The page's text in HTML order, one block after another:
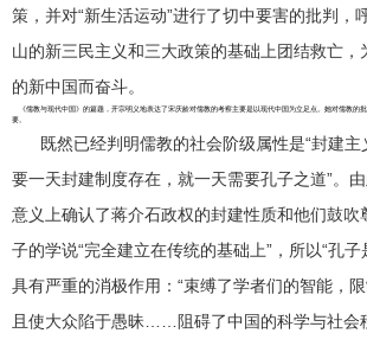
策，并对“新生活运动”进行了切中要害的批判，
山的新三民主义和三大政策的基础上团结救亡，
的新中国而奋斗。
《儒教与现代中国》的篇题，开宗明义地表达了宋庆龄对儒教的考察主要是以现代中国为立足点。她对儒教的
要。
既然已经判明儒教的社会阶级属性是“封建主
要一天封建制度存在，就一天需要孔子之道”。
意义上确认了蒋介石政权的封建性质和他们鼓吹
子的学说“完全建立在传统的基础上”，所以“孔
具有严重的消极作用：“束缚了学者们的智能，
且使大众陷于愚昧……阻碍了中国的科学与社会